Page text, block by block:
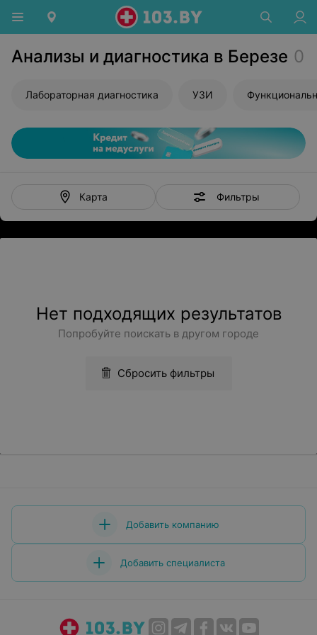
Анализы и диагностика в Березе 0
Лабораторная диагностика УЗИ
Карта Фильтры
Нет подходящих результатов
Попробуйте поискать в другом городе
Сбросить фильтры
Добавить компанию
Добавить специалиста